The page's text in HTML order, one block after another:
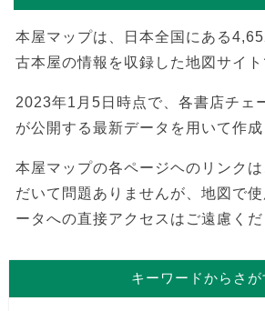
本屋マップは、日本全国にある
古本屋の情報を収録した地図サイト
2023年1月5日時点で、各書店チェ
が公開する最新データを用いて作成
本屋マップの各ページヘのリンク
だいて問題ありませんが、地図で
ータへの直接アクセスはご遠慮くだ
キーワードからさが